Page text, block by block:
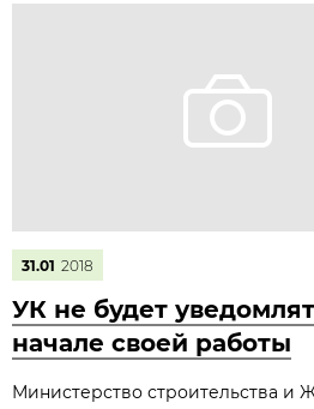
31.01 2018
УК не будет
начале своей работы
Министерство строительства и